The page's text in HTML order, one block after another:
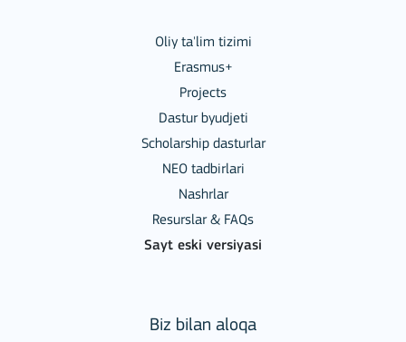
Oliy ta'lim tizimi
Erasmus+
Projects
Dastur byudjeti
Scholarship dasturlar
NEO tadbirlari
Nashrlar
Resurslar & FAQs
Sayt eski versiyasi
Biz bilan aloqa